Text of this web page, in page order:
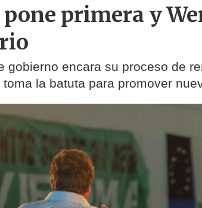
pone primera y
gobierno encara su proceso de
la batuta para promover